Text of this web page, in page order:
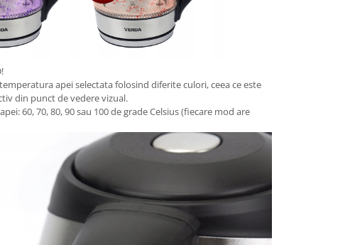
apei selectata folosind diferite culori, ceea ce este
din punct de vedere vizual.
60, 70, 80, 90 sau 100 de grade Celsius (fiecare mod are